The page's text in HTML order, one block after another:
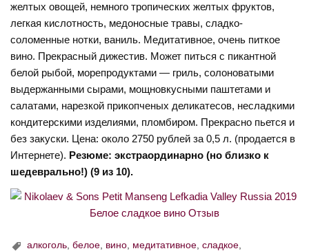
желтых овощей, немного тропических желтых фруктов,
легкая кислотность, медоносные травы, сладко-
соломенные нотки, ваниль. Медитативное, очень питкое
вино. Прекрасный дижестив. Может питься с пикантной
белой рыбой, морепродуктами — гриль, солоноватыми
выдержанными сырами, мощновкусными паштетами и
салатами, нарезкой прикопченых деликатесов, несладкими
кондитерскими изделиями, пломбиром. Прекрасно пьется и
без закуски. Цена: около 2750 рублей за 0,5 л. (продается в
Интернете). Резюме: экстраординарно (но близко к
шедеврально!) (9 из 10).
алкоголь ,белое вино медитативное ,сладкое